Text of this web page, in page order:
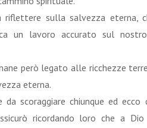
sulla salvezza eterna,
un lavoro accurato sul
però legato alle ricchezze
eterna.
scoraggiare chiunque ed ecco
ricordando loro che a